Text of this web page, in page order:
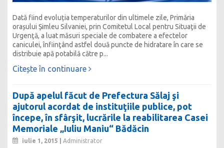
Dată fiind evoluția temperaturilor din ultimele zile, Primăria
orașului Șimleu Silvaniei, prin Comitetul Local pentru Situaţii de
Urgenţă, a luat măsuri speciale de combatere a efectelor
caniculei, înfiinţând astfel două puncte de hidratare în care se
distribuie apă potabilă către p...
Citește în continuare
După apelul făcut de Prefectura Sălaj şi
ajutorul acordat de instituţiile publice, pot
începe, în sfârşit, lucrările la reabilitarea Casei
Memoriale „Iuliu Maniu“ Bădăcin
iulie 1, 2015 | Administrator